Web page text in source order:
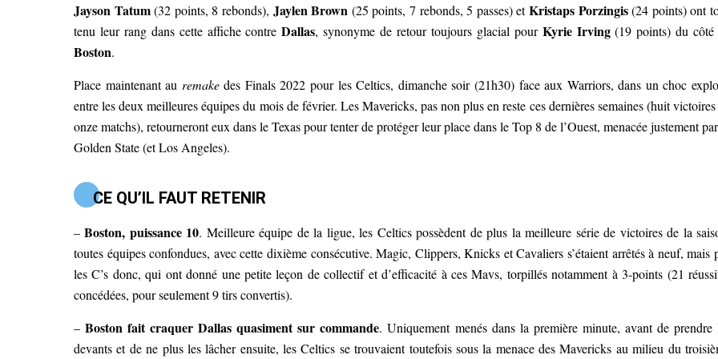
Jayson Tatum(32 points, 8 rebonds), Jaylen Brown (25 points, 7 rebonds, 5 passes) etKristaps Porzingis(24 points) ont
tenu leur rang dans cette affiche contreDallas, synonyme de retour toujours glacial pour Kyrie Irving(19 points) du côté
Boston.
Place maintenant au remakedes Finals 2022 pour les Celtics, dimanche soir (21h30) face aux Warriors, dans un choc
entre les deux meilleures équipes du mois de février. Les Mavericks, pas non plus en reste ces dernières semaines (huit
onze matchs), retourneront eux dans le Texas pour tenter de protéger leur place dans le Top 8 de l’Ouest, menacée justement
Golden State (et Los Angeles).
CE QU’IL FAUT RETENIR
–Boston, puissance 10. Meilleure équipe de la ligue, les Celtics possèdent de plus la meilleure série de victoires de la
toutes équipes confondues, avec cette dixième consécutive. Magic, Clippers, Knicks et Cavaliers s’étaient arrêtés à neuf, mais
les C’s donc, qui ont donné une petite leçon de collectif et d’efficacité à ces Mavs, torpillés notamment à 3-points (21
concédées, pour seulement 9 tirs convertis).
–Boston fait craquer Dallas quasiment sur commande. Uniquement menés dans la première minute, avant de prendre
devants et de ne plus les lâcher ensuite, les Celtics se trouvaient toutefois sous la menace des Mavericks au milieu du